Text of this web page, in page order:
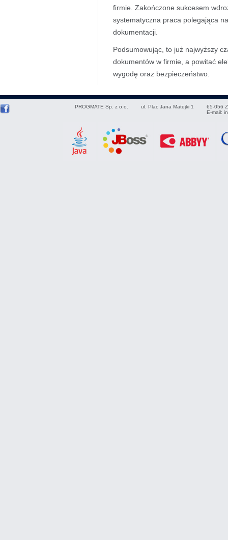
firmie. Zakończone sukcesem
systematyczna praca polegająca
dokumentacji.
Podsumowując, to już najwyższy
dokumentów w firmie, a powitać
wygodę oraz bezpieczeństwo.
PROGMATE Sp. z o.o. ul. Plac Jana Matejki 1 65-056
E-mail: